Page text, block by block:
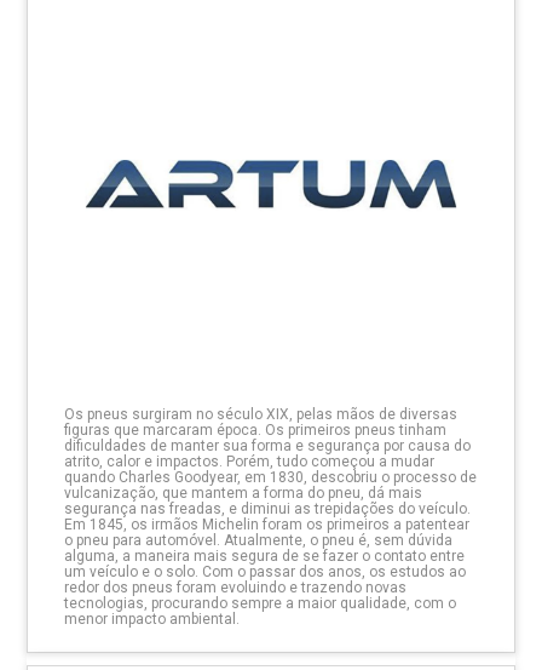
Os pneus surgiram no século XIX, pelas mãos de diversas
figuras que marcaram época. Os primeiros pneus tinham
dificuldades de manter sua forma e segurança por causa do
atrito, calor e impactos. Porém, tudo começou a mudar
quando Charles Goodyear, em 1830, descobriu o processo de
vulcanização, que mantem a forma do pneu, dá mais
segurança nas freadas, e diminui as trepidações do veículo.
Em 1845, os irmãos Michelin foram os primeiros a patentear
o pneu para automóvel. Atualmente, o pneu é, sem dúvida
alguma, a maneira mais segura de se fazer o contato entre
um veículo e o solo. Com o passar dos anos, os estudos ao
redor dos pneus foram evoluindo e trazendo novas
tecnologias, procurando sempre a maior qualidade, com o
menor impacto ambiental.